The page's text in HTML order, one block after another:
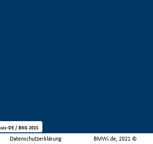
Datenschutzerklärung BMWi.de, 2021 ©
DE / BKG 2015